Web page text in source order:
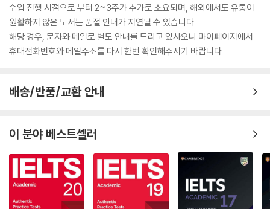
수입 진행 시점으로 부터 2~3주가 추가로 소요되며, 해외에서도 유통이
원활하지 않은 도서는 품절 안내가 지연될 수 있습니다.
해당 경우, 문자와 메일로 별도 안내를 드리고 있사오니 마이페이지에서
휴대전화번호와 메일주소를 다시 한번 확인해주시기 바랍니다.
배송/반품/교환 안내
이 분야 베스트셀러